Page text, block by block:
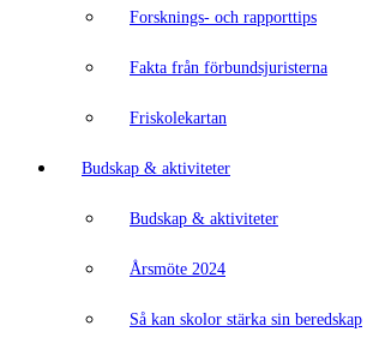
Forsknings- och rapporttips
Fakta från förbundsjuristerna
Friskolekartan
Budskap & aktiviteter
Budskap & aktiviteter
Årsmöte 2024
Så kan skolor stärka sin beredskap